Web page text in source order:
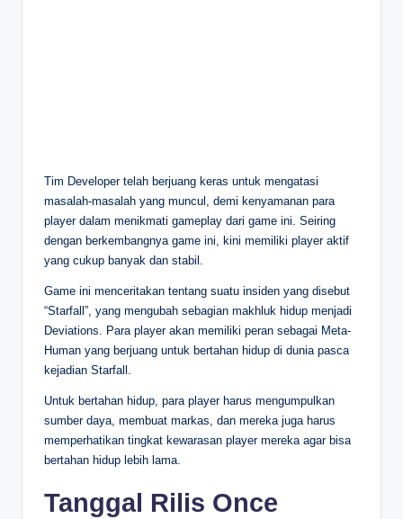
Tim Developer telah berjuang keras untuk mengatasi
masalah-masalah yang muncul, demi kenyamanan para
player dalam menikmati gameplay dari game ini. Seiring
dengan berkembangnya game ini, kini memiliki player aktif
yang cukup banyak dan stabil.
Game ini menceritakan tentang suatu insiden yang disebut
“Starfall”, yang mengubah sebagian makhluk hidup menjadi
Deviations. Para player akan memiliki peran sebagai Meta-
Human yang berjuang untuk bertahan hidup di dunia pasca
kejadian Starfall.
Untuk bertahan hidup, para player harus mengumpulkan
sumber daya, membuat markas, dan mereka juga harus
memperhatikan tingkat kewarasan player mereka agar bisa
bertahan hidup lebih lama.
Tanggal Rilis Once